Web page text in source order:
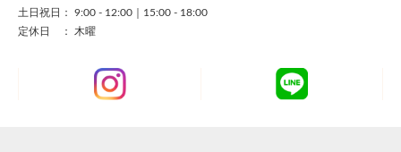
土日祝日： 9:00 - 12:00｜15:00 - 18:00
定休日 ： 木曜